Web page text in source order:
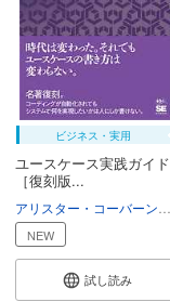
ビジネス・実用
ユースケース実践ガイド
［復刻版...
NEW
試し読み